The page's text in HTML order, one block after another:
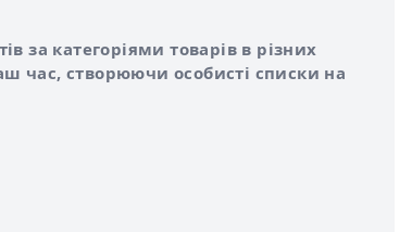
за категоріями товарів в різних
час, створюючи особисті списки на